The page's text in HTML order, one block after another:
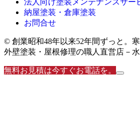
法人向け塗装メンテナンスサー
納屋塗装・倉庫塗装
お問合せ
© 創業昭和48年以来52年間ずっと。
外壁塗装・屋根修理の職人直営店－
無料お見積は今すぐお電話を。